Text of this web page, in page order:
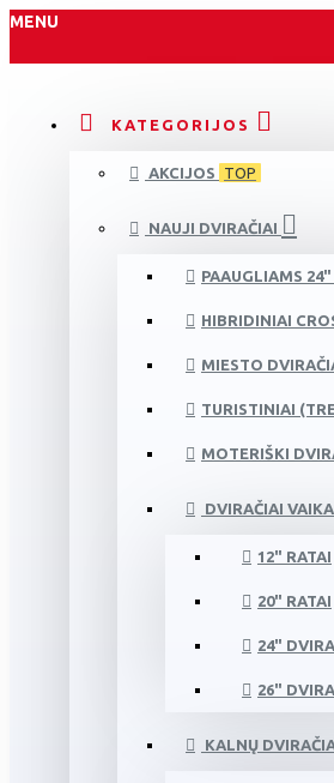
MENU
KATEGORIJOS
AKCIJOS TOP
NAUJI DVIRAČIAI
PAAUGLIAMS
HIBRIDINIAI
MIESTO
TURISTINIAI
MOTERIŠKI
DVIRAČIAI
12" RATAI
20" RATAI
24"
26"
KALNŲ